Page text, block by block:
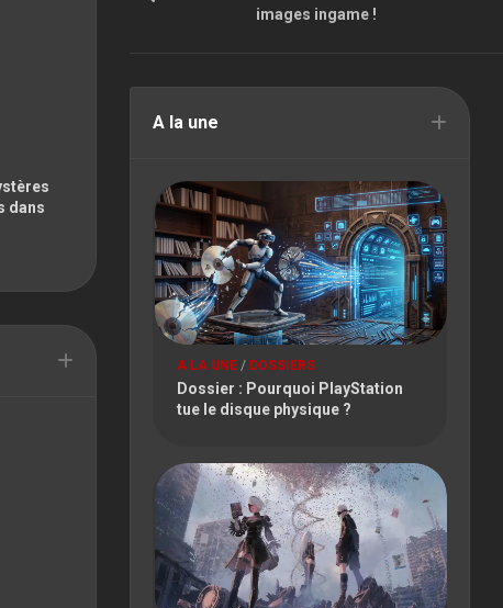
MADIN’JAPAN
GAMES
WEEK
TOKYO
GAME
SHOW
TOULOUSE
images ingame !
A la une
A LA UNE / DOSSIERS
Dossier : Pourquoi PlayStation
tue le disque physique ?
dans